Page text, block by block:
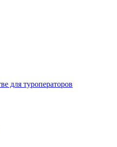
для туроператоров